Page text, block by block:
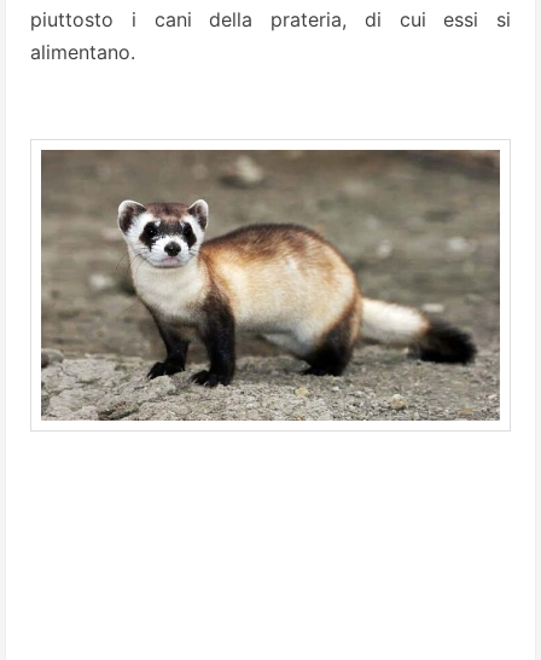
piuttosto i cani della prateria, di cui essi si
alimentano.